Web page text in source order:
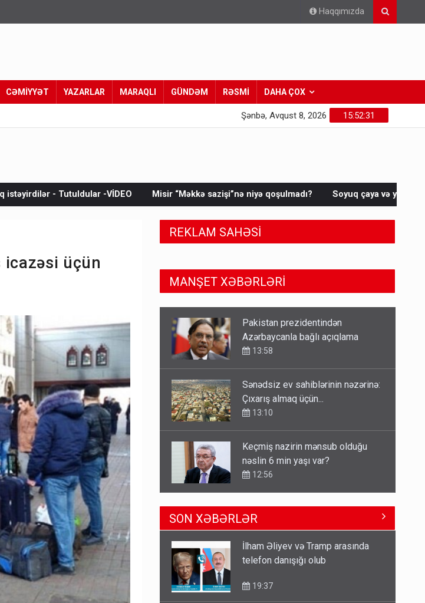
Haqqımızda
CƏMİYYƏT YAZARLAR MARAQLI GÜNDƏM RƏSMİ DAHA ÇOX
15:52:33
Şənbə, Avqust 8, 2026
Misir “Məkkə sazişi”nə niyə qoşulmadı? Soyuq çaya və yeməyə görə şişi qızdırıb
icazəsi üçün
REKLAM SAHƏSİ
MANŞET XƏBƏRLƏRİ
Sənədsiz ev sahiblərinin nəzərinə:
Çıxarış almaq üçün...
13:10
Keçmiş nazirin mənsub olduğu
nəslin 6 min yaşı var?
12:56
Britaniya Səfirliyi Vaşinqton
razılaşmasının ildönümü ilə bağlı
bəyanat yaydı
Paşinyan Əliyevə zəng
etməsindən danışdı
16:18
İlham Əliyev müharibədə də,
SON XƏBƏRLƏR
İlham Əliyev və Tramp arasında